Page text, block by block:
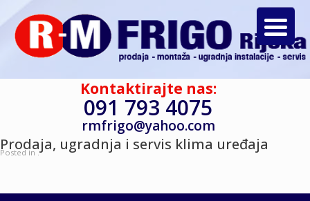
Kontaktirajte nas:
091 793 4075
rmfrigo@yahoo.com
Prodaja, ugradnja i servis klima uređaja
Posted in .